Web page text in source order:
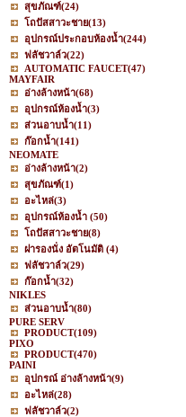
สุขภัณฑ์(24)
โถปัสสาวะชาย(13)
อุปกรณ์ประกอบห้องน้ำ(244)
ฟลัชวาล์ว(22)
AUTOMATIC FAUCET(47)
MAYFAIR
อ่างล้างหน้า(68)
อุปกรณ์ห้องน้ำ(3)
ส่วนอาบน้ำ(11)
ก๊อกน้ำ(141)
NEOMATE
อ่างล้างหน้า(2)
สุขภัณฑ์(1)
อะไหล่(3)
อุปกรณ์ห้องน้ำ (50)
โถปัสสาวะชาย(8)
ฝารองนั่ง อัตโนมัติ (4)
ฟลัชวาล์ว(29)
ก๊อกน้ำ(32)
NIKLES
ส่วนอาบน้ำ(80)
PURE SERV
PRODUCT(109)
PIXO
PRODUCT(470)
PAINI
อุปกรณ์ อ่างล้างหน้า(9)
อะไหล่(28)
ฟลัชวาล์ว(2)